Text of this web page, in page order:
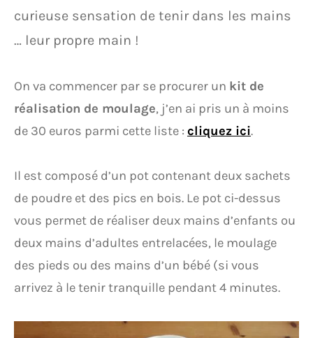
curieuse sensation de tenir dans les mains
… leur propre main !
On va commencer par se procurer un kit de
réalisation de moulage, j’en ai pris un à moins
de 30 euros parmi cette liste : cliquez ici.
Il est composé d’un pot contenant deux sachets
de poudre et des pics en bois. Le pot ci-dessus
vous permet de réaliser deux mains d’enfants ou
deux mains d’adultes entrelacées, le moulage
des pieds ou des mains d’un bébé (si vous
arrivez à le tenir tranquille pendant 4 minutes.